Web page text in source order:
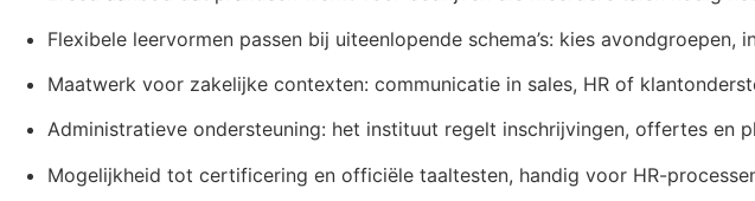
Flexibele leervormen passen bij uiteenlopende schema’s: kies
Maatwerk voor zakelijke contexten: communicatie in sales, HR of
Administratieve ondersteuning: het instituut regelt inschrijvingen, offertes en
Mogelijkheid tot certificering en officiële taaltesten, handig voor HR-